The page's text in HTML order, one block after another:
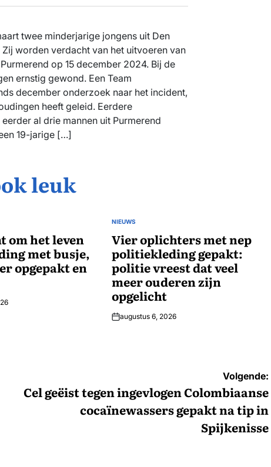
twee minderjarige jongens uit Den
worden verdacht van het uitvoeren van
op 15 december 2024. Bij de
ernstig gewond. Een Team
december onderzoek naar het incident,
heeft geleid. Eerdere
al drie mannen uit Purmerend
19-jarige […]
leuk
om het leven
met busje,
opgepakt en
GEPLAATST
NIEUWS
Vier oplichters met nep
politiekleding gepakt:
politie vreest dat veel
meer ouderen zijn
opgelicht
augustus 6, 2026
Volgende:
Cel geëist tegen ingevlogen Colombiaanse
cocaïnewassers gepakt na tip in
Spijkenisse